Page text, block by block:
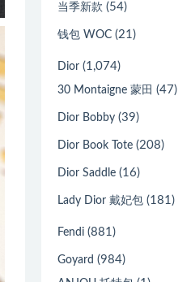
当季新款 (54)
钱包 WOC (21)
Dior (1,074)
30 Montaigne 蒙田 (47)
Dior Bobby (39)
Dior Book Tote (208)
Dior Saddle (16)
Lady Dior 戴妃包 (181)
Fendi (881)
Goyard (984)